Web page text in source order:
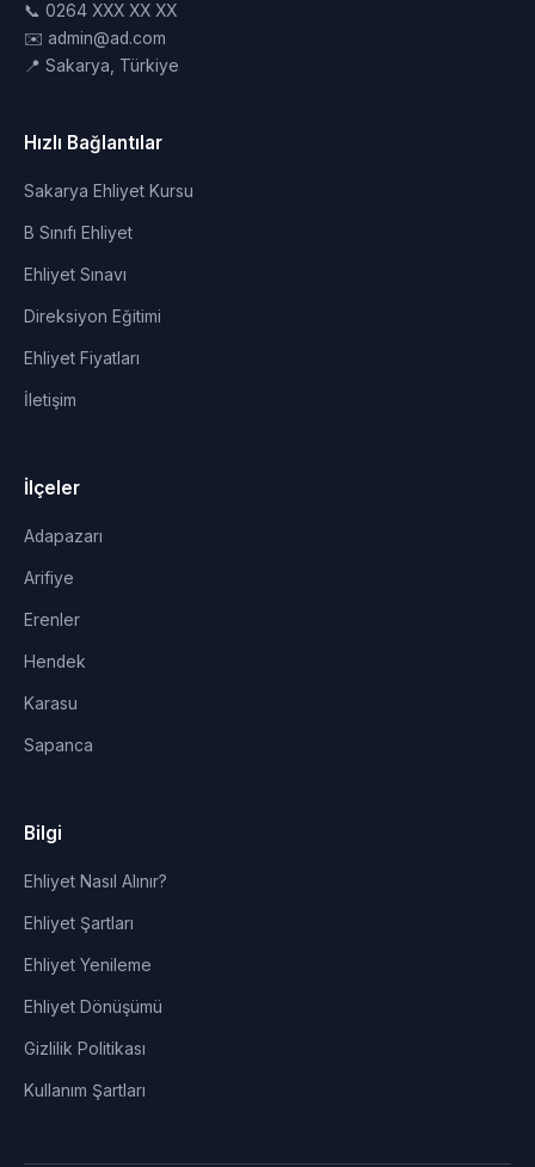
📞 0264 XXX XX XX
✉️ admin@ad.com
📍 Sakarya, Türkiye
Hızlı Bağlantılar
Sakarya Ehliyet Kursu
B Sınıfı Ehliyet
Ehliyet Sınavı
Direksiyon Eğitimi
Ehliyet Fiyatları
İletişim
İlçeler
Adapazarı
Arifiye
Erenler
Hendek
Karasu
Sapanca
Bilgi
Ehliyet Nasıl Alınır?
Ehliyet Şartları
Ehliyet Yenileme
Ehliyet Dönüşümü
Gizlilik Politikası
Kullanım Şartları